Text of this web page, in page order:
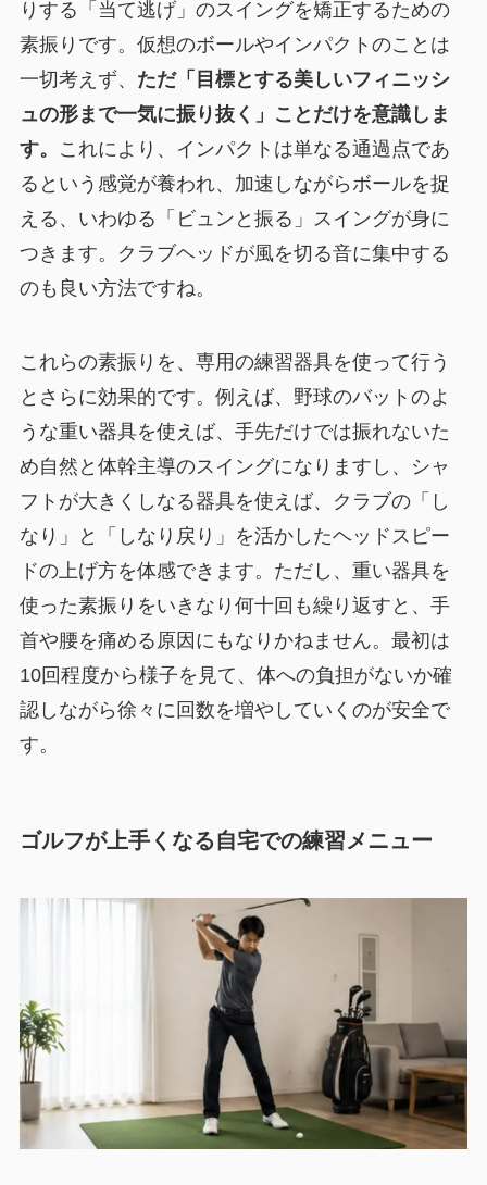
りする「当て逃げ」のスイングを矯正するための
素振りです。仮想のボールやインパクトのことは
一切考えず、 ただ「目標とする美しいフィニッシ
ュの形まで一気に振り抜く」ことだけを意識しま
す。
これにより、インパクトは単なる通過点であ
るという感覚が養われ、加速しながらボールを捉
える、いわゆる「ビュンと振る」スイングが身に
つきます。クラブヘッドが風を切る音に集中する
のも良い方法ですね。
これらの素振りを、専用の練習器具を使って行う
とさらに効果的です。例えば、野球のバットのよ
うな重い器具を使えば、手先だけでは振れないた
め自然と体幹主導のスイングになりますし、シャ
フトが大きくしなる器具を使えば、クラブの「し
なり」と「しなり戻り」を活かしたヘッドスピー
ドの上げ方を体感できます。ただし、重い器具を
使った素振りをいきなり何十回も繰り返すと、手
首や腰を痛める原因にもなりかねません。最初は
10回程度から様子を見て、体への負担がないか確
認しながら徐々に回数を増やしていくのが安全で
す。
ゴルフが上手くなる自宅での練習メニュー